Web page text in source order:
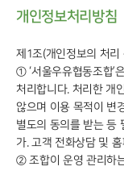
개인정보처리방침
제1조(개인정보의 처리
① ‘서울우유협동조합’
처리합니다. 처리한 개
않으며 이용 목적이 변
별도의 동의를 받는 등
가. 고객 전화상담 및
② 조합이 운영 관리하